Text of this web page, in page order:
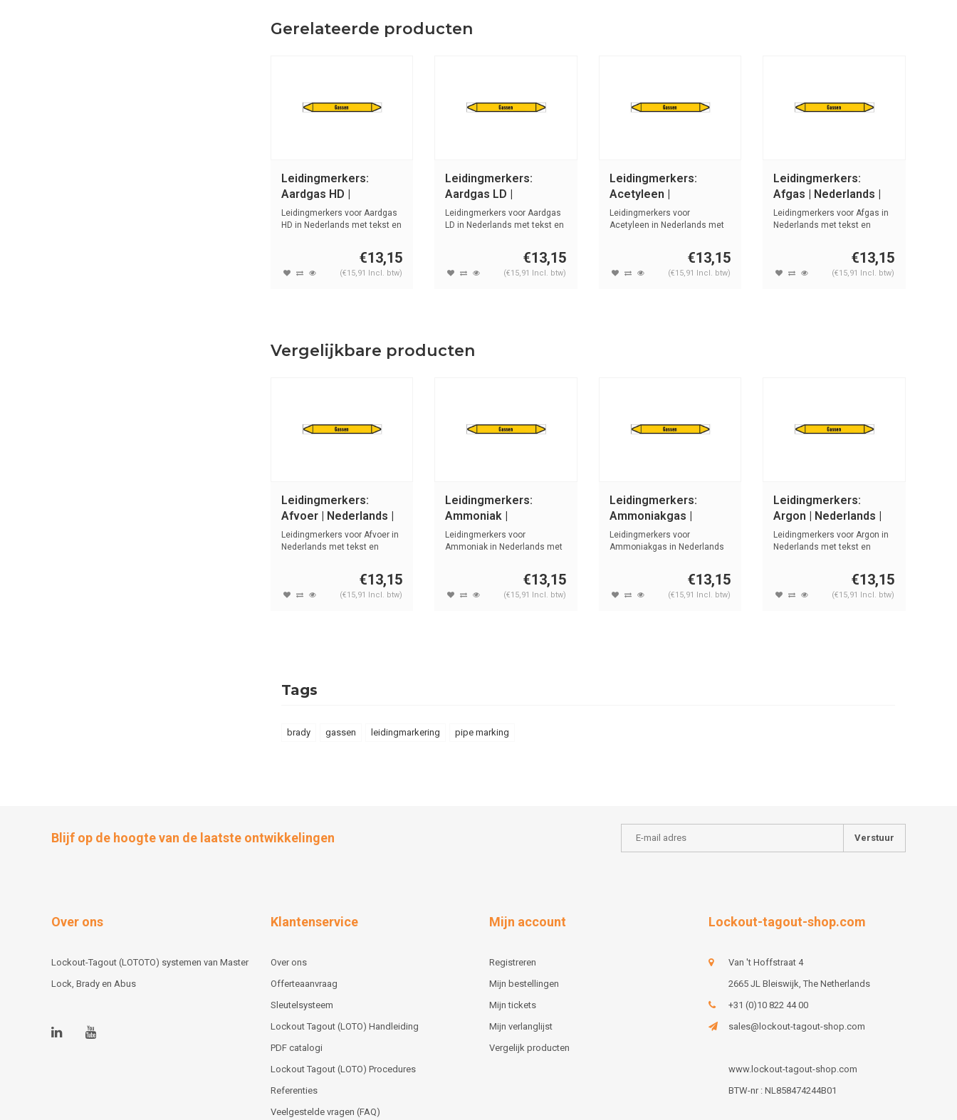
Gerelateerde producten
Leidingmerkers:
Aardgas HD |
Nederlands | Gassen
Leidingmerkers voor Aardgas
HD in Nederlands met tekst en
€13,15
(€15,91 Incl. btw)
Leidingmerkers:
Aardgas LD |
Nederlands | Gassen
Leidingmerkers voor Aardgas
LD in Nederlands met tekst en
€13,15
(€15,91 Incl. btw)
Leidingmerkers:
Acetyleen |
Nederlands | Gassen
Leidingmerkers voor
Acetyleen in Nederlands met
€13,15
(€15,91 Incl. btw)
Leidingmerkers:
Afgas | Nederlands |
Gassen
Leidingmerkers voor Afgas in
Nederlands met tekst en
€13,15
(€15,91 Incl. btw)
Vergelijkbare producten
Leidingmerkers:
Afvoer | Nederlands |
Gassen
Leidingmerkers voor Afvoer in
Nederlands met tekst en
€13,15
(€15,91 Incl. btw)
Leidingmerkers:
Ammoniak |
Nederlands | Gassen
Leidingmerkers voor
Ammoniak in Nederlands met
€13,15
(€15,91 Incl. btw)
Leidingmerkers:
Ammoniakgas |
Nederlands | Gassen
Leidingmerkers voor
Ammoniakgas in Nederlands
€13,15
(€15,91 Incl. btw)
Leidingmerkers:
Argon | Nederlands |
Gassen
Leidingmerkers voor Argon in
Nederlands met tekst en
€13,15
(€15,91 Incl. btw)
Tags
brady gassen leidingmarkering pipe marking
Blijf op de hoogte van de laatste ontwikkelingen Verstuur
Over ons
Lockout-Tagout (LOTOTO) systemen van Master
Lock, Brady en Abus
Klantenservice
Over ons
Offerteaanvraag
Sleutelsysteem
Lockout Tagout (LOTO) Handleiding
PDF catalogi
Lockout Tagout (LOTO) Procedures
Referenties
Veelgestelde vragen (FAQ)
Mijn account
Registreren
Mijn bestellingen
Mijn tickets
Mijn verlanglijst
Vergelijk producten
Lockout-tagout-shop.com
Van 't Hoffstraat 4
2665 JL Bleiswijk, The Netherlands
+31 (0)10 822 44 00
sales@lockout-tagout-shop.com
www.lockout-tagout-shop.com
BTW-nr : NL858474244B01